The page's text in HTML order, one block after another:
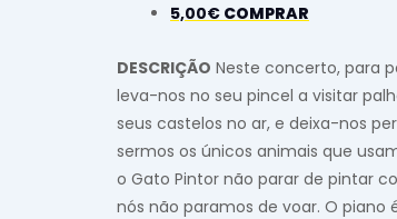
5,00€ COMPRAR
DESCRIÇÃO Neste concerto, para
leva-nos no seu pincel a visitar
seus castelos no ar, e deixa-nos
sermos os únicos animais que
o Gato Pintor não parar de pintar
nós não paramos de voar. O